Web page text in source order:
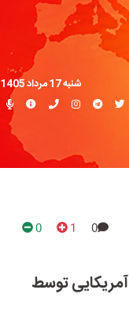
شنبه 17 مرداد 1405
0
1
0
فیلم | لحظه انهدام پهپاد MQ1 آمریکایی توسط